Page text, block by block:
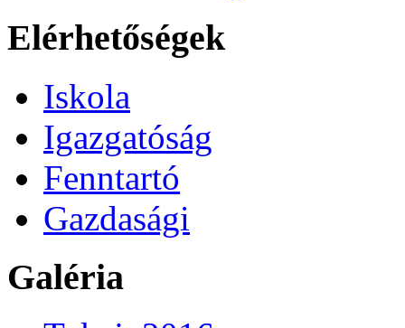
Elérhetőségek
Iskola
Igazgatóság
Fenntartó
Gazdasági
Galéria